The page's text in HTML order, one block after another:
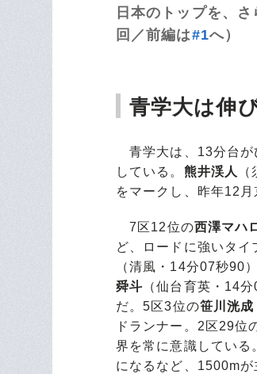
日本のトップを、
回／前編は#1へ）
青学大は伸
青学大は、13分台が
している。 熊井渓人
をマークし、昨年12
7区12位の西澤マハ
ど、ロードに強いタ
（清風・14分07秒90
舜斗 （仙台育英・14
だ。5区3位の笹川洸成
ドランナー。2区29位
界を常に意識している
になるなど、1500mが